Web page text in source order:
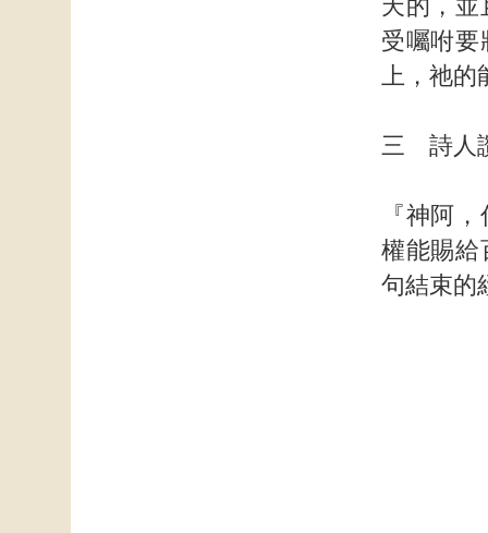
天的，並
受囑咐要
上，祂的
三 詩人
『神阿
權能賜給
句結束的